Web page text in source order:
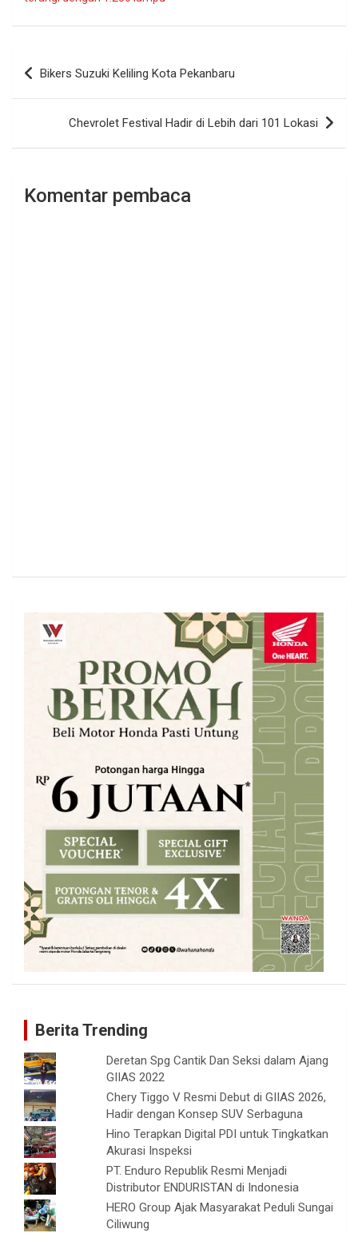
Navigasi
pos
Bikers Suzuki Keliling Kota Pekanbaru
Chevrolet Festival Hadir di Lebih dari 101 Lokasi
Komentar pembaca
Berita Trending
Deretan Spg Cantik Dan Seksi dalam Ajang
GIIAS 2022
Chery Tiggo V Resmi Debut di GIIAS 2026,
Hadir dengan Konsep SUV Serbaguna
Hino Terapkan Digital PDI untuk Tingkatkan
Akurasi Inspeksi
PT. Enduro Republik Resmi Menjadi
Distributor ENDURISTAN di Indonesia
HERO Group Ajak Masyarakat Peduli Sungai
Ciliwung